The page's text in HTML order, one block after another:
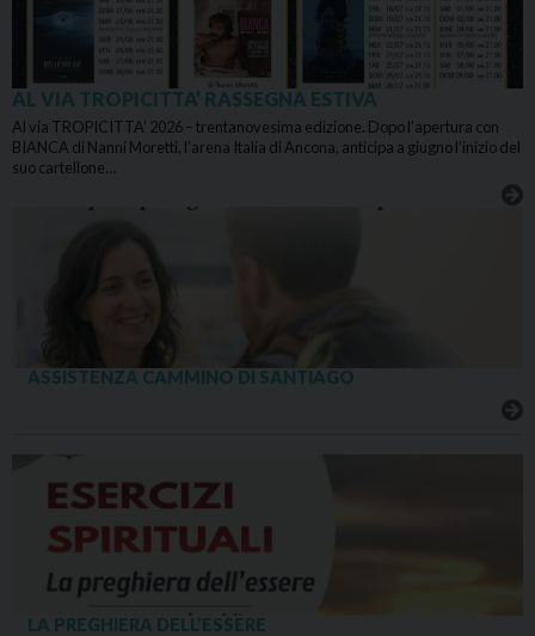
AL VIA TROPICITTA’ RASSEGNA ESTIVA
Al via TROPICITTA’ 2026 – trentanovesima edizione. Dopo l’apertura con
BIANCA di Nanni Moretti, l’arena Italia di Ancona, anticipa a giugno l’inizio del
suo cartellone…
ASSISTENZA CAMMINO DI SANTIAGO
LA PREGHIERA DELL’ESSERE